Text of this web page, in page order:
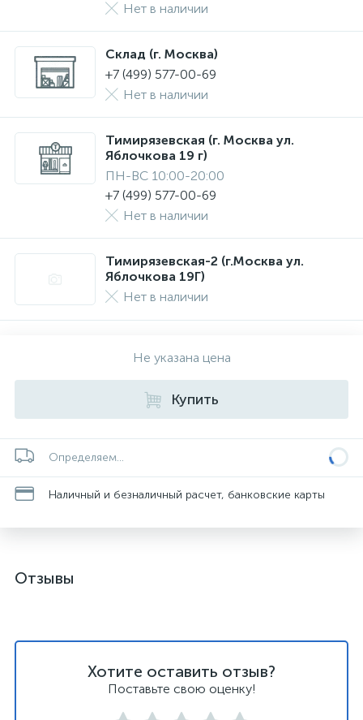
Нет в наличии
Склад (г. Москва)
+7 (499) 577-00-69
Нет в наличии
Тимирязевская (г. Москва ул.
Яблочкова 19 г)
ПН-ВС 10:00-20:00
+7 (499) 577-00-69
Нет в наличии
Тимирязевская-2 (г.Москва ул.
Яблочкова 19Г)
Нет в наличии
Не указана цена
Купить
Определяем...
Наличный и безналичный расчет, банковские карты
Отзывы
Хотите оставить отзыв?
Поставьте свою оценку!